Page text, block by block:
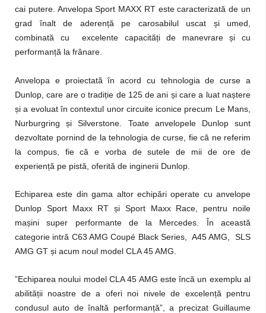
cai putere. Anvelopa Sport MAXX RT este caracterizată de un
grad înalt de aderență pe carosabilul uscat și umed,
combinată cu excelente capacități de manevrareși cu
performanță la frânare.
Anvelopa e proiectată în acord cu tehnologia de curse a
Dunlop, care are o tradiție de 125 de ani și care a luat naștere
și a evoluat în contextul unor circuite iconice precum Le Mans,
Nurburgringși Silverstone. Toate anvelopele Dunlop sunt
dezvoltate pornind de la tehnologia de curse, fie că ne referim
la compus, fie că e vorba de sutele de mii de ore de
experiență pe pistă, oferită de inginerii Dunlop.
Echiparea este din gama altor echipări operate cu anvelope
Dunlop Sport Maxx RTși Sport Maxx Race, pentru noile
mașini super performante de la Mercedes. În această
categorie intră C63 AMG Coupé Black Series, A45 AMG, SLS
AMG GT și acum noul model CLA 45 AMG.
”Echiparea noului model CLA 45 AMG este încă un exemplu al
abilității noastre de a oferi noi nivele de excelență pentru
condusul auto de înaltă performanță”, a precizat Guillaume